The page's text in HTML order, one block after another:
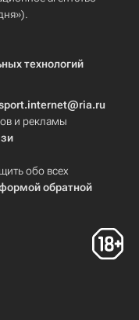
технологий
и рекламы
обо всех
обратной